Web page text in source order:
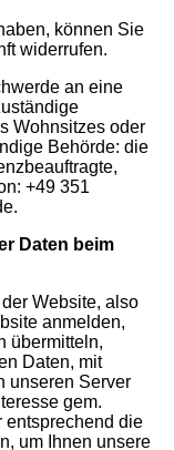
können Sie
widerrufen.
an eine
Wohnsitzes oder
Behörde: die
+49 351
Daten beim
Website, also
anmelden,
übermitteln,
Daten, mit
unseren Server
gem.
entsprechend die
um Ihnen unsere